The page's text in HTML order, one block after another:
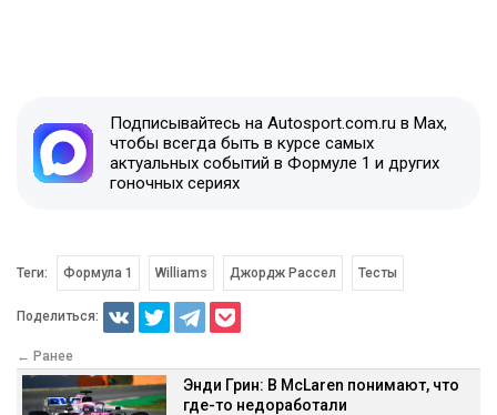
Подписывайтесь на Autosport.com.ru в Max,
чтобы всегда быть в курсе самых
актуальных событий в Формуле 1 и других
гоночных сериях
Теги: Формула 1 Williams Джордж Рассел Тесты
Поделиться:
← Ранее
Энди Грин: В McLaren понимают, что
где-то недоработали